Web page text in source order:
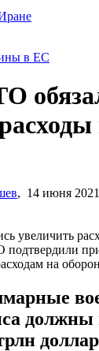
в ЕС
, 14 июня
подтвердили
на
должны